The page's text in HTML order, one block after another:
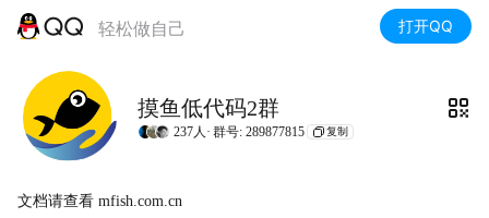
轻松做自己 打开QQ
摸鱼低代码2群
237人· 群号: 289877815 复制
文档请查看 mfish.com.cn